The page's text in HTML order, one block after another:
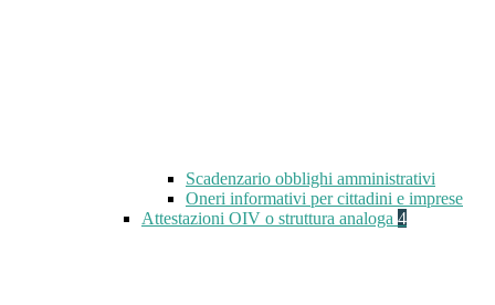
Scadenzario obblighi amministrativi
Oneri informativi per cittadini e imprese
Attestazioni OIV o struttura analoga 4